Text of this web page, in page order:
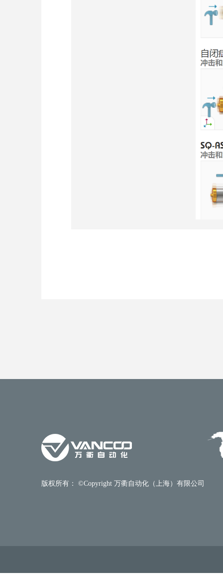
版权所有： ©Copyright 万衢自动化（上海）有限公司